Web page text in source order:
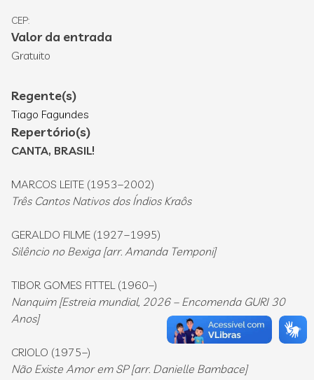
CEP:
Valor da entrada
Gratuito
Regente(s)
Tiago Fagundes
Repertório(s)
CANTA, BRASIL!
MARCOS LEITE (1953–2002)
Três Cantos Nativos dos Índios Kraôs
GERALDO FILME (1927–1995)
Silêncio no Bexiga [arr. Amanda Temponi]
TIBOR GOMES FITTEL (1960–)
Nanquim [Estreia mundial, 2026 – Encomenda GURI 30
Anos]
CRIOLO (1975–)
Não Existe Amor em SP [arr. Danielle Bambace]